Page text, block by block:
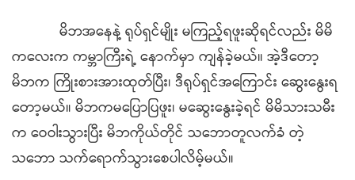
မိဘအနေနဲ့ ရုပ်ရှင်မျိုး မကြည့်ရဖူးဆိုရင်လည်း မိမိ
ကလေးက ကမ္ဘာကြီးရဲ့ နောက်မှာ ကျန်ခဲ့မယ်။ အဲ့ဒီတော့
မိဘက ကြိုးစားအားထုတ်ပြီး၊ ဒီရုပ်ရှင်အကြောင်း ဆွေးနွေးရ
တော့မယ်။ မိဘကမပြောပြဖူး၊ မဆွေးနွေးခဲ့ရင် မိမိသားသမီး
က ဝေဝါးသွားပြီး မိဘကိုယ်တိုင် သဘောတူလက်ခံ တဲ့
သဘော သက်ရောက်သွားစေပါလိမ့်မယ်။